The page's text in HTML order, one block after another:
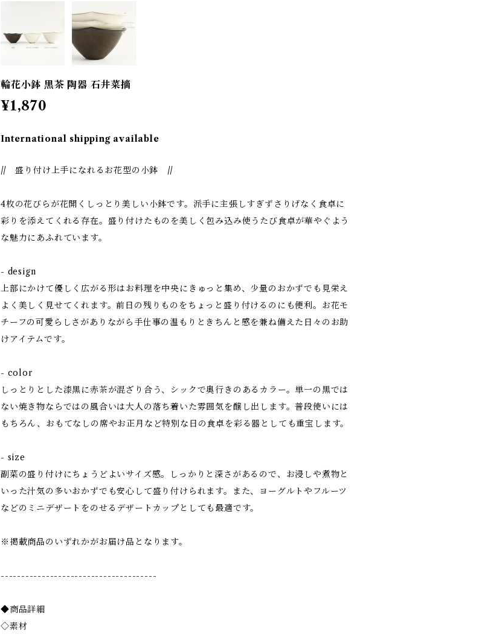
輪花小鉢 黒茶 陶器 石井菜摘
¥1,870
International shipping available
// 盛り付け上手になれるお花型の小鉢 //
4枚の花びらが花開くしっとり美しい小鉢です。派手に主張しすぎずさりげなく食卓に
彩りを添えてくれる存在。盛り付けたものを美しく包み込み使うたび食卓が華やぐよう
な魅力にあふれています。
- design
上部にかけて優しく広がる形はお料理を中央にきゅっと集め、少量のおかずでも見栄え
よく美しく見せてくれます。前日の残りものをちょっと盛り付けるのにも便利。お花モ
チーフの可愛らしさがありながら手仕事の温もりときちんと感を兼ね備えた日々のお助
けアイテムです。
- color
しっとりとした漆黒に赤茶が混ざり合う、シックで奥行きのあるカラー。単一の黒では
ない焼き物ならではの風合いは大人の落ち着いた雰囲気を醸し出します。普段使いには
もちろん、おもてなしの席やお正月など特別な日の食卓を彩る器としても重宝します。
- size
副菜の盛り付けにちょうどよいサイズ感。しっかりと深さがあるので、お浸しや煮物と
いった汁気の多いおかずでも安心して盛り付けられます。また、ヨーグルトやフルーツ
などのミニデザートをのせるデザートカップとしても最適です。
※掲載商品のいずれかがお届け品となります。
--------------------------------------
◆商品詳細
◇素材